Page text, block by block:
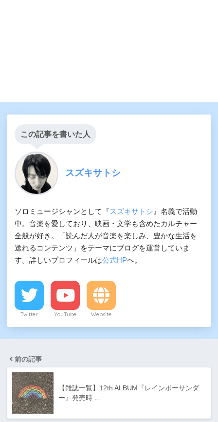
この記事を書いた人
スズキサトシ
ソロミュージシャンとして『スズキサトシ 』名義で活動
中。音楽を愛しており、映画・文学も含めたカルチャー
全般が好き。「読んだ人が音楽を楽しみ、豊かな生活を
送れるコンテンツ」をテーマにブログを運営していま
す。詳しいプロフィールは公式HPへ。
Twitter YouTube Website
前の記事
【雑誌一覧】12th ALBUM『レインボーサンダ
ー』発売時 …